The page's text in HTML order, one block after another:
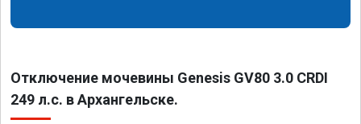
Отключение мочевины Genesis GV80 3.0 CRDI
249 л.с. в Архангельске.